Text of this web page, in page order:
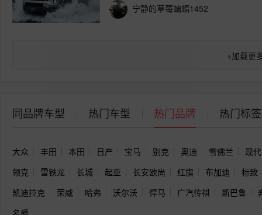
宁静的草莓蝙蝠1452
+加载更
同品牌车型 热门车型 热门品牌 热门标签
大众 丰田 本田 日产 宝马 别克 奥迪 雪佛兰
现代
领克
雪铁龙 长城 起亚 长安欧尚 红旗 布加迪
标致
凯迪拉克
荣威 哈弗 沃尔沃 悍马 广汽传祺 斯巴鲁
名爵